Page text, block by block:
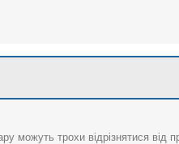
можуть трохи відрізнятися